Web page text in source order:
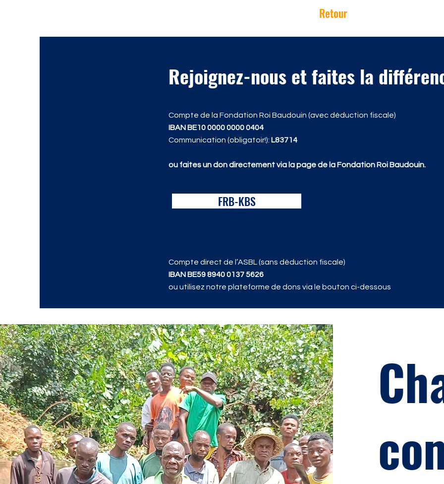
Retour
Rejoignez-nous et faites la
Compte de la Fondation Roi Baudouin (avec déduction fiscale)
IBAN BE10 0000 0000 0404
Communication (obligatoir!): L83714
ou faites un don directement via la page de la Fondation Roi Baudouin.
FRB-KBS
Compte direct de l’ASBL (sans déduction fiscale)
IBAN BE59 8940 0137 5626
ou utilisez notre plateforme de dons via le bouton ci-dessous